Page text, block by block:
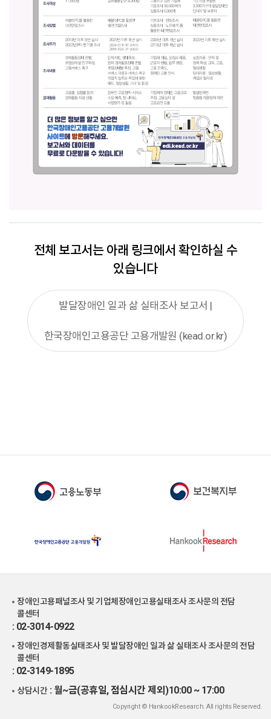
전체 보고서는 아래 링크에서 확인하실 수
있습니다
발달장애인 일과 삶 실태조사 보고서 |
한국장애인고용공단 고용개발원 (kead.or.kr)
장애인고용패널조사 및 기업체장애인고용실태조사 조사문의 전담
콜센터
: 02-3014-0922
장애인경제활동실태조사 및 발달장애인 일과 삶 실태조사 조사문의 전담
콜센터
: 02-3149-1895
상담시간 : 월~금(공휴일, 점심시간 제외)10:00 ~ 17:00
Copyright © HankookResearch. All rights Reserved.